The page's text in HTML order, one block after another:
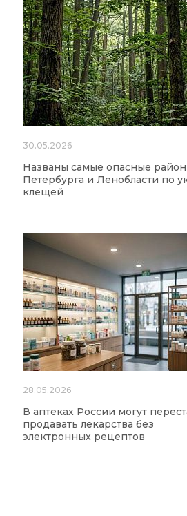
30.05.2026
Названы самые опасные
Петербурга и Ленобласти по
клещей
28.05.2026
В аптеках России могут
продавать лекарства без
электронных рецептов